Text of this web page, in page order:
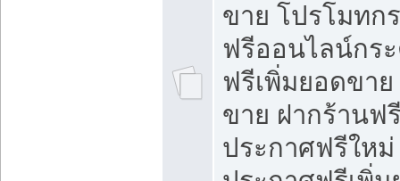
ขาย โปรโมทก
ฟรีออนไลน์กร
ฟรีเพิ่มยอดขา
ขาย ฝากร้านฟ
ประกาศฟรีใหม่